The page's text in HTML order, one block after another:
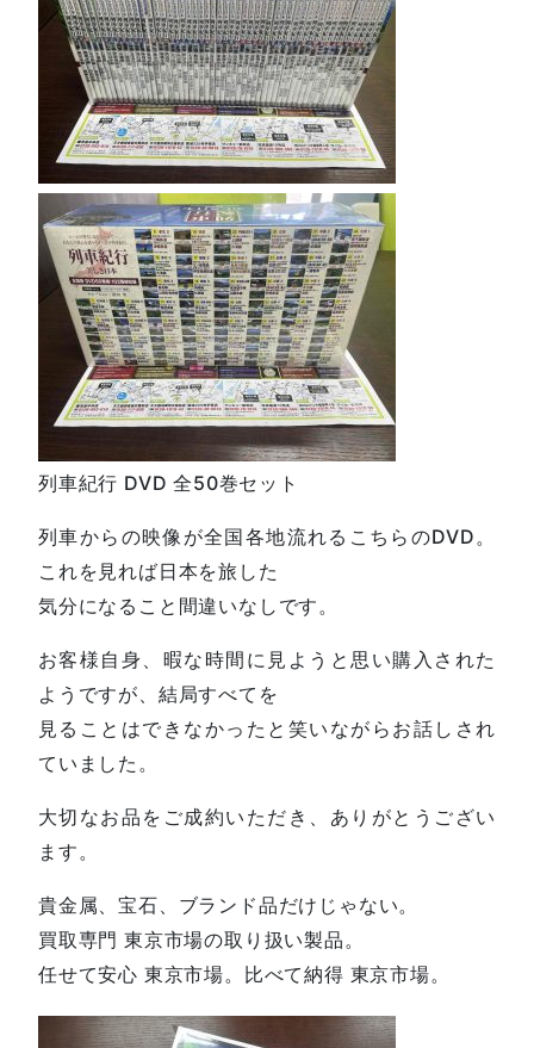
列車紀行 DVD 全50巻セット
列車からの映像が全国各地流れるこちらのDVD。
これを見れば日本を旅した
気分になること間違いなしです。
お客様自身、暇な時間に見ようと思い購入された
ようですが、結局すべてを
見ることはできなかったと笑いながらお話しされ
ていました。
大切なお品をご成約いただき、ありがとうござい
ます。
貴金属、宝石、ブランド品だけじゃない。
買取専門 東京市場の取り扱い製品。
任せて安心 東京市場。比べて納得 東京市場。